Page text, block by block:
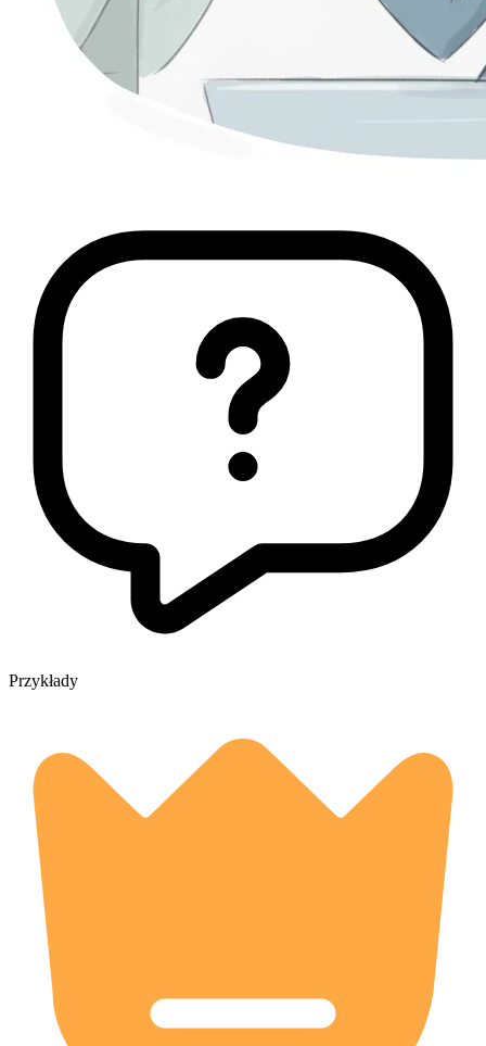
Przykłady